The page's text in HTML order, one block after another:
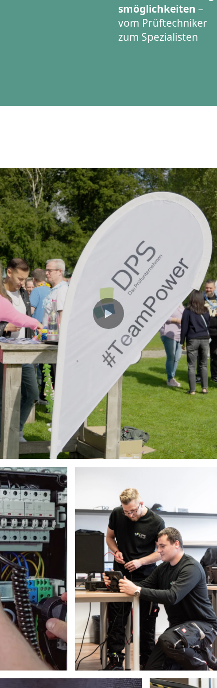
smöglichkeiten –
vom Prüftechniker
zum Spezialisten